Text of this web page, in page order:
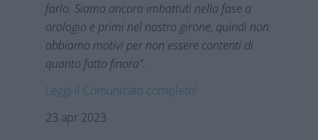
farlo. Siamo ancora imbattuti nella fase a
orologio e primi nel nostro girone, quindi non
abbiamo motivi per non essere contenti di
quanto fatto finora”.
Leggi il Comunicato completo!
23 apr 2023